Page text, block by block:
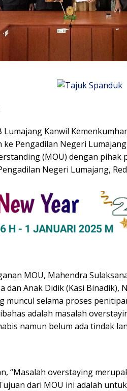
Lumajang Kanwil
Pengadilan Negeri
(MOU) dengan pihak
Negeri Lumajang,
MOU, Mahendra
dan Anak Didik (Kasi Binadik),
selama proses
adalah masalah
namun belum ada tindak
“Masalah overstaying
dari MOU ini adalah